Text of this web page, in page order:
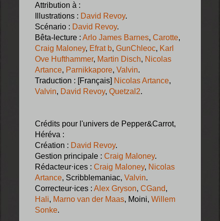
Attribution à :
Illustrations : David Revoy.
Scénario : David Revoy.
Bêta-lecture : Arlo James Barnes, Carotte,
Craig Maloney, Efrat b, GunChleoc, Karl
Ove Hufthammer, Martin Disch, Nicolas
Artance, Parnikkapore, Valvin.
Traduction : [Français] Nicolas Artance,
Valvin, David Revoy, Quetzal2.
Crédits pour l'univers de Pepper&Carrot,
Héréva :
Création : David Revoy.
Gestion principale : Craig Maloney.
Rédacteur⋅ices : Craig Maloney, Nicolas
Artance, Scribblemaniac, Valvin.
Correcteur⋅ices : Alex Gryson, CGand,
Hali, Marno van der Maas, Moini, Willem
Sonke.